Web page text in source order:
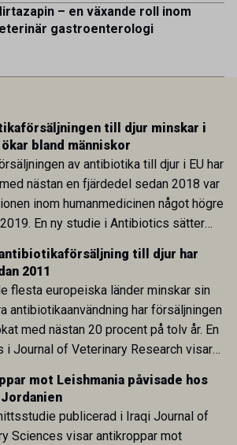
– en växande roll inom
gastroenterologi
till djur minskar i
ökar bland människor
av antibiotika till djur i EU har
nästan en fjärdedel sedan 2018 var
inom humanmedicinen något högre
En ny studie i Antibiotics sätter
inom de båda sektorerna sida vid
på en obalans i EU:s One Health-
till djur har
2011
flesta europeiska länder minskar sin
antibiotikaanvändning har försäljningen
med nästan 20 procent på tolv år. En
i Journal of Veterinary Research visar
mot lågförbrukarländer som
fortsatt stor.
mot Leishmania påvisade hos
publicerad i Iraqi Journal of
Sciences visar antikroppar mot